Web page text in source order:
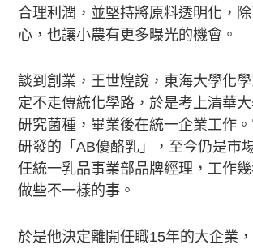
合理利潤，並堅持將原料透明化，
心，也讓小農有更多曝光的機會。
談到創業，王世煌說，東海大學化
定不走傳統化學路，於是考上清華
研究菌種，畢業後在統一企業工作
研發的「AB優酪乳」，至今仍是市
任統一乳品事業部品牌經理，工作
做些不一樣的事。
於是他決定離開任職15年的大企業